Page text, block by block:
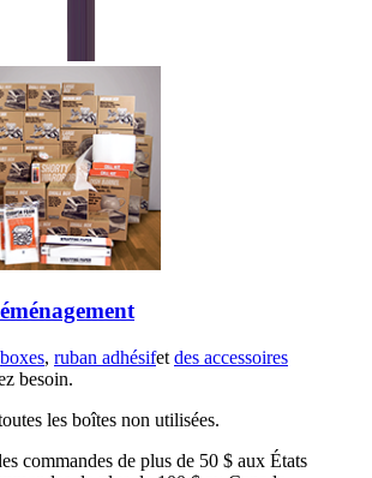
boxes, ruban adhésifet des accessoires
besoin.
les boîtes non utilisées.
commandes de plus de 50 $ aux États